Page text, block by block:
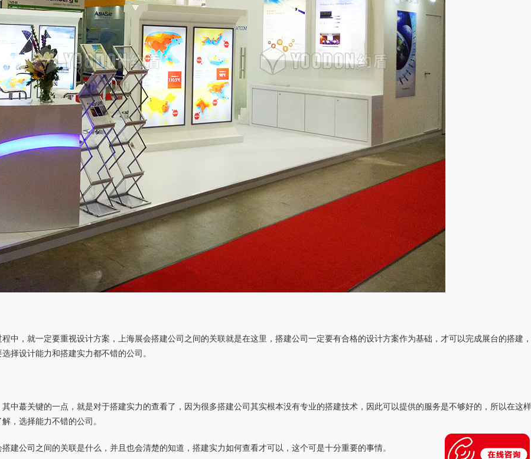
中，就一定要重视设计方案，上海展会搭建公司之间的关联就是在这里，搭建公司一定要有合格的设计方案作为基础，才可以完成展台的搭建
择设计能力和搭建实力都不错的公司。
中蕞关键的一点，就是对于搭建实力的查看了，因为很多搭建公司其实根本没有专业的搭建技术，因此可以提供的服务是不够好的，所以在这
，选择能力不错的公司。
建公司之间的关联是什么，并且也会清楚的知道，搭建实力如何查看才可以，这个可是十分重要的事情。